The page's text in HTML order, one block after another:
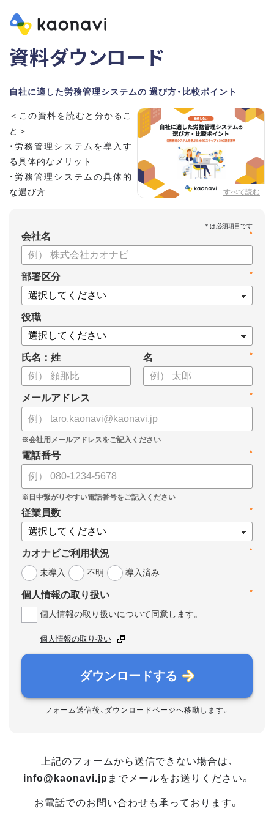
資料ダウンロード
自社に適した労務管理システムの 選び方・比較ポイント
すべて読む
＜この資料を読むと分かるこ
と＞
・労務管理システムを導入す
る具体的なメリット
・労務管理システムの具体的
な選び方
*
会社名
*
部署区分
役職
氏名：姓 *
名
*
メールアドレス
*
電話番号
*
従業員数
*
カオナビご利用状況
未導入
不明 導入済み
*
個人情報の取り扱い
個人情報の取り扱いについて同意します。
個人情報の取り扱い
ダウンロードする
フォーム送信後、ダウンロードページへ移動します。
上記のフォームから送信できない場合は、
info@kaonavi.jp までメールをお送りください。
お電話でのお問い合わせも承っております。